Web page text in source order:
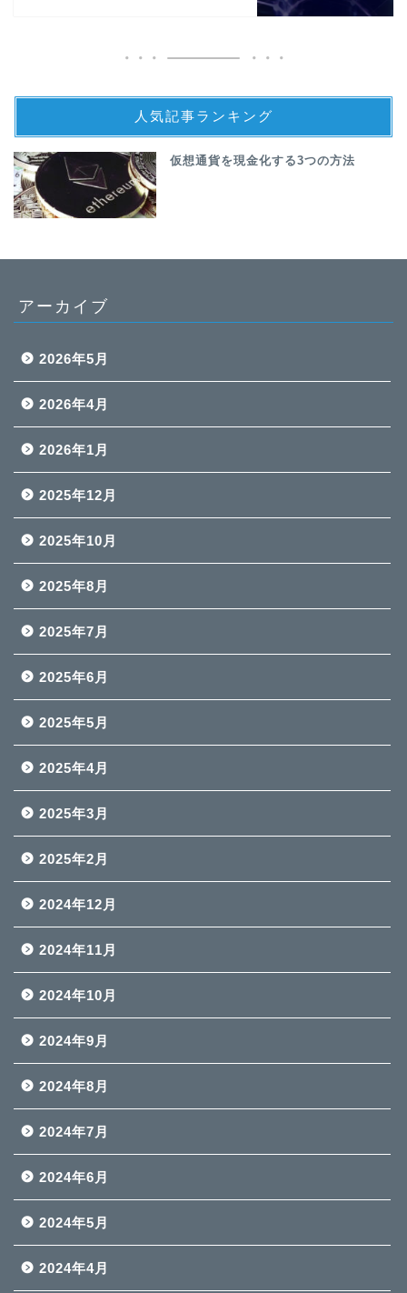
人気記事ランキング
仮想通貨を現金化する3つの方法
アーカイブ
2026年5月
2026年4月
2026年1月
2025年12月
2025年10月
2025年8月
2025年7月
2025年6月
2025年5月
2025年4月
2025年3月
2025年2月
2024年12月
2024年11月
2024年10月
2024年9月
2024年8月
2024年7月
2024年6月
2024年5月
2024年4月